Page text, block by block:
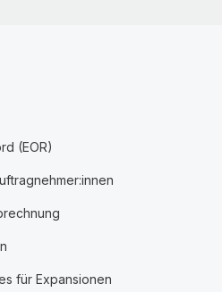
(EOR)
für Expansionen